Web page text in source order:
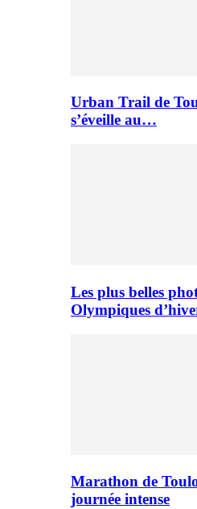
Urban Trail de
s’éveille au…
Les plus belles
Olympiques
Marathon de
journée intense